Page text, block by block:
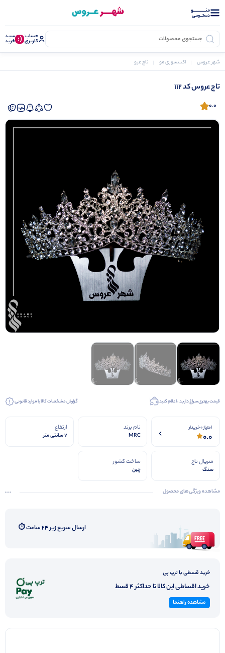
منــــــــــــو
دستــرسی
حساب
کاربری (: سبـد
خرید
کیف عروس کفش عروس کفش مجلسی
شهر عروس اکسسوری مو تاج عروس
تاج عروس کد 112
0.0
قیمت بهتری سراغ دارید ، اعلام کنید گزارش مشخصات کالا یا موارد قانونی
امتیاز 0 خریدار
0.0
نام برند
MRC
ارتفاع
7 سانتی متر
متریال تاج
سنگ
ساخت کشور
چین
مشاهده ویژگی‌های محصول
ارسال سریع زیر ۲۴ ساعت ⏱️
خرید قسطی با ترپ پی
خرید اقساطی این کالا تا حداکثر 4 قسط
مشاهده راهنما